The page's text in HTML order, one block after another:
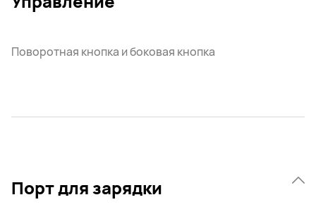
Поворотная кнопка и боковая кнопка
Порт для зарядки